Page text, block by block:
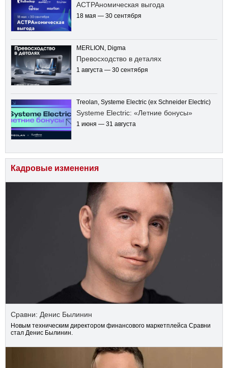
АСТРАномическая выгода
18 мая — 30 сентября
MERLION, Digma
Превосходство в деталях
1 августа — 30 сентября
Treolan, Systeme Electric (ex Schneider Electric)
Systeme Electric: «Летние бонусы»
1 июня — 31 августа
Кадровые изменения
Сравни: Денис Былинин
Новым техническим директором финансового маркетплейса Сравни
стал Денис Былинин.